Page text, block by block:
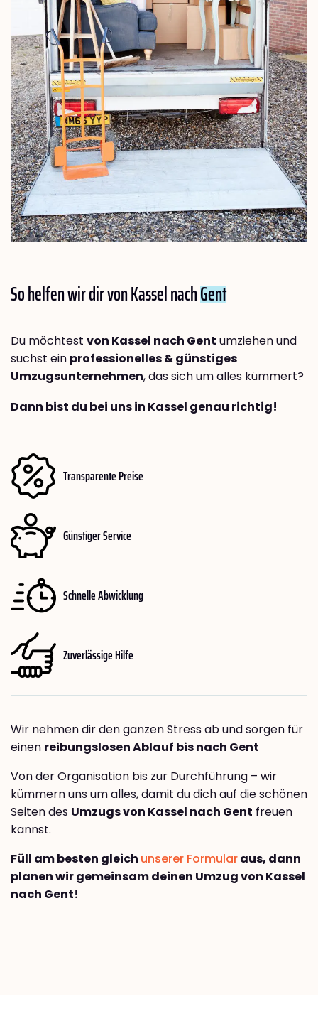
So helfen wir dir von Kassel nachGent
Du möchtest von Kassel nach Gent umziehen und
suchst ein professionelles & günstiges
Umzugsunternehmen, das sich um alles kümmert?
Dann bist du bei uns in Kassel genau richtig!
Transparente Preise
Günstiger Service
Schnelle Abwicklung
Zuverlässige Hilfe
Wir nehmen dir den ganzen Stress ab und sorgen für
einen reibungslosen Ablauf bis nach Gent
Von der Organisation bis zur Durchführung – wir
kümmern uns um alles, damit du dich auf die schönen
Seiten des Umzugs von Kassel nach Gent freuen
kannst.
Füll am besten gleich unserer Formularaus, dann
planen wir gemeinsam deinen Umzug von Kassel
nach Gent!